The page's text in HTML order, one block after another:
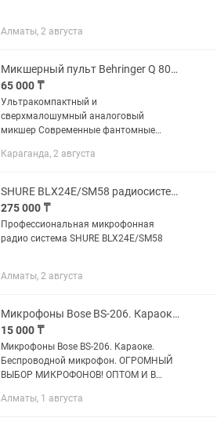
Алматы, 2 августа
Микшерный пульт Behringer Q 802 usb
65 000 ₸
Ультракомпактный и
сверхмалошумный аналоговый
микшер Современные фантомные
сравнимый с автономными
компрессора со сверх легким одно...
Караганда, 2 августа
SHURE BLX24E/SM58 радиосистема
275 000 ₸
Профессиональная микрофонная
радио система SHURE BLX24E/SM58
Алматы, 2 августа
Микрофоны Bose BS-206. Караоке. Беспроводной микрофон.
15 000 ₸
Микрофоны Bose BS-206. Караоке.
Беспроводной микрофон. ОГРОМНЫЙ
ВЫБОР МИКРОФОНОВ! ОПТОМ И В
Отличное качество!
Алматы, 1 августа